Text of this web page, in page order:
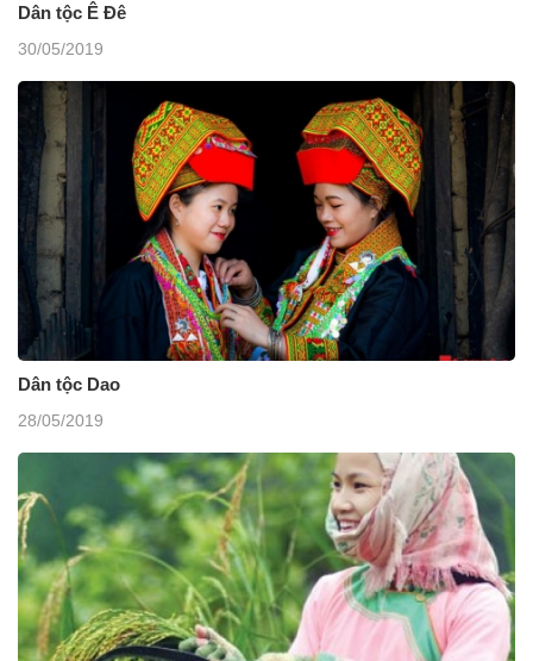
Dân tộc Ê Đê
30/05/2019
Dân tộc Dao
28/05/2019